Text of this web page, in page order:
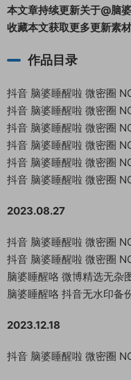
本文章持续更新关于@脑
收藏本文获取更多更新素材
作品目录
抖音 脑婆睡醒啦 微密圈
抖音 脑婆睡醒啦 微密圈
抖音 脑婆睡醒啦 微密圈
抖音 脑婆睡醒啦 微密圈
抖音 脑婆睡醒啦 微密圈
抖音 脑婆睡醒啦 微密圈
2023.08.27
抖音 脑婆睡醒啦 微密圈
抖音 脑婆睡醒啦 微密圈
脑婆睡醒咯 微博精选无
脑婆睡醒咯 抖音无水印
2023.12.18
抖音 脑婆睡醒啦 微密圈